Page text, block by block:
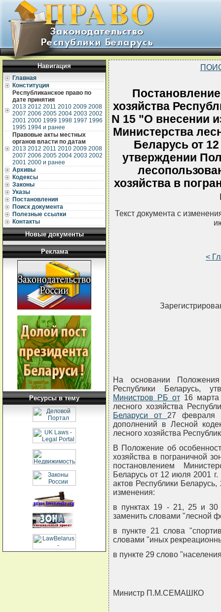
Навигация
Главная
Конституция
Республиканское право по
дате принятия
2013 2012 2011 2010 2009 2008
2007 2006 2005 2004 2003 2002
2001 2000 1999 1998 1997 1996
1995 1994 и ранее
Правовые акты местных
органов власти по датам
2013 2012 2011 2010 2009 2008
2007 2006 2005 2004 2003 2002
2001 2000 и ранее
Архивы
Кодексы
Законы
Указы
Постановления
Поиск документа
Полезные ссылки
Контакты
Новые документы
Реклама
Ресурсы в тему
хозяйства
N 15 "О внесении
Министерства
Беларусь от
утверждении
хозяйства в
Текст документа с
<
На основании
Республики Беларусь,
Министров РБ от16 марта
лесного хозяйства
Беларуси от 27 февраля
дополнений в Лесной
лесного хозяйства
В Положение об
хозяйства в пограничной
постановлением
Беларусь от 12 июля 2001
актов Республики
изменения:
в пунктах 19 - 21, 25 и 30
заменить словами "лесной
в пункте 21 слова
словами "иных
в пункте 29 слово
Министр П.М.СЕМАШКО